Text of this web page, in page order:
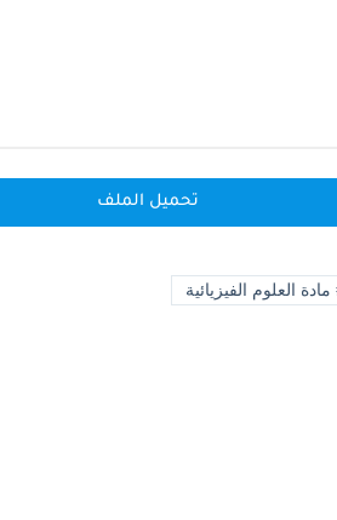
تحميل الملف
مادة العلوم الفيزيائية